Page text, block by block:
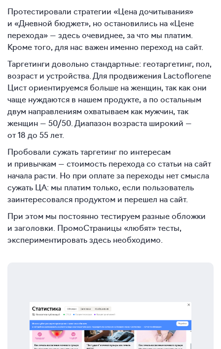
Протестировали стратегии «Цена дочитывания»
и «Дневной бюджет», но остановились на «Цене
перехода» — здесь очевиднее, за что мы платим.
Кроме того, для нас важен именно переход на сайт.
Таргетинги довольно стандартные: геотаргетинг, пол,
возраст и устройства. Для продвижения Lactoflorene
Цист ориентируемся больше на женщин, так как они
чаще нуждаются в нашем продукте, а по остальным
двум направлениям охватываем как мужчин, так
женщин — 50/50. Диапазон возраста широкий —
от 18 до 55 лет.
Пробовали сужать таргетинг по интересам
и привычкам — стоимость перехода со статьи на сайт
начала расти. Но при оплате за переходы нет смысла
сужать ЦА: мы платим только, если пользователь
заинтересовался продуктом и перешел на сайт.
При этом мы постоянно тестируем разные обложки
и заголовки. ПромоСтраницы «любят» тесты,
экспериментировать здесь необходимо.